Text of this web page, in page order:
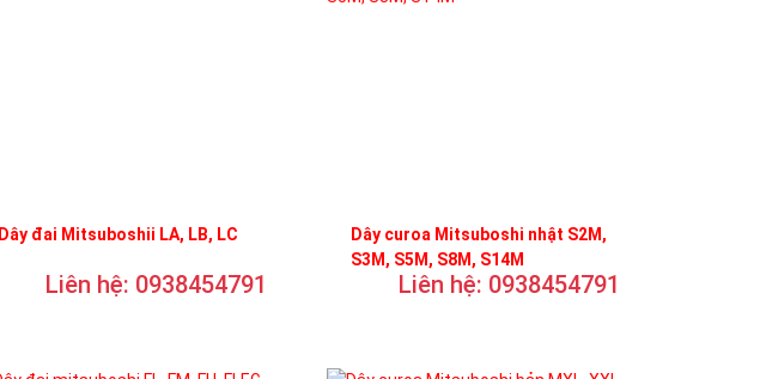
Dây đai Mitsuboshii LA, LB, LC
Liên hệ: 0938454791
Dây curoa Mitsuboshi nhật S2M,
S3M, S5M, S8M, S14M
Liên hệ: 0938454791